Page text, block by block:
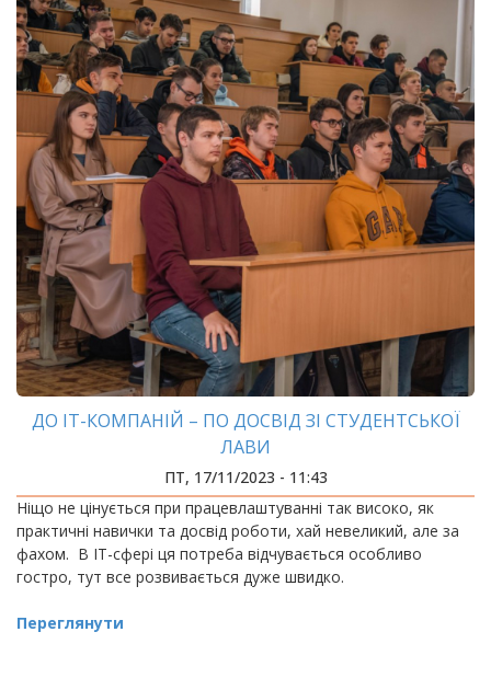
ДО ІТ-КОМПАНІЙ – ПО ДОСВІД ЗІ СТУДЕНТСЬКОЇ
ЛАВИ
ПТ, 17/11/2023 - 11:43
Ніщо не цінується при працевлаштуванні так високо, як
практичні навички та досвід роботи, хай невеликий, але за
фахом. В ІТ-сфері ця потреба відчувається особливо
гостро, тут все розвивається дуже швидко.
Переглянути